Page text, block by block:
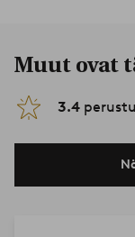
Muut ovat
3.4